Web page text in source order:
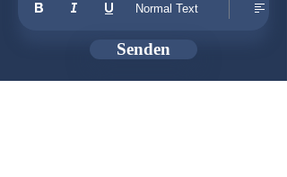
Normal Text
Senden